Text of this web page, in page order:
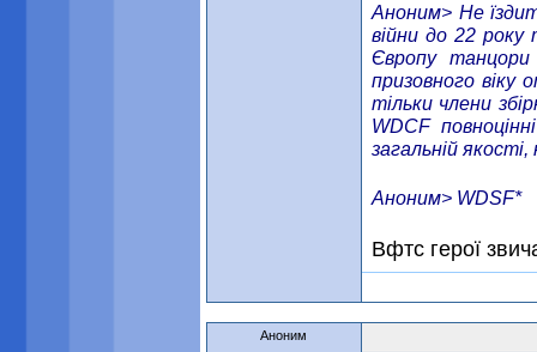
Аноним> Не
війни до 22
Європу
призовного віку
тільки члени
WDCF
загальній
Аноним> WDSF*
Вфтс герої
Аноним